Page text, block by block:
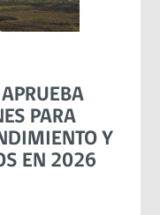
PARA
Y
EN 2026